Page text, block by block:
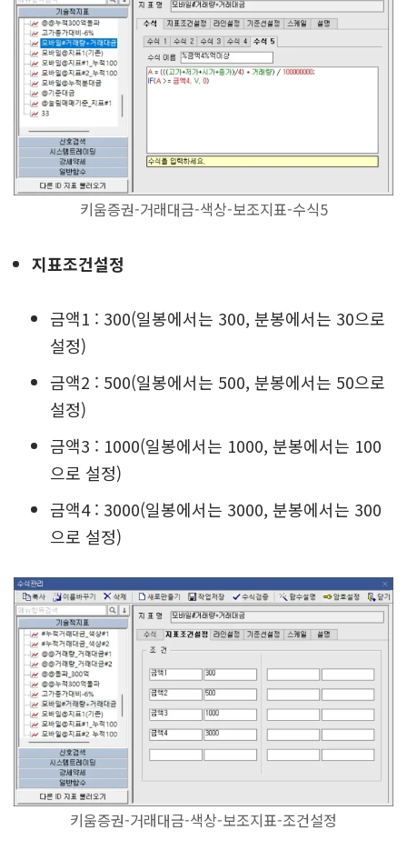
키움증권-거래대금-색상-보조지표-수식5
지표조건설정
금액1 : 300(일봉에서는 300, 분봉에서는 30으로
설정)
금액2 : 500(일봉에서는 500, 분봉에서는 50으로
설정)
금액3 : 1000(일봉에서는 1000, 분봉에서는 100
으로 설정)
금액4 : 3000(일봉에서는 3000, 분봉에서는 300
으로 설정)
키움증권-거래대금-색상-보조지표-조건설정